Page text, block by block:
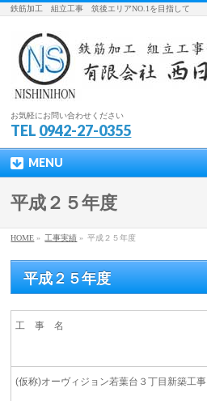
鉄筋加工 組立工事 筑後エリアNO.1を目指して
お気軽にお問い合わせください
TEL 0942-27-0355
MENU
平成２５年度
HOME » 工事実績 » 平成２５年度
平成２５年度
工 事 名
(仮称)オーヴィジョン若葉台３丁目新築工事